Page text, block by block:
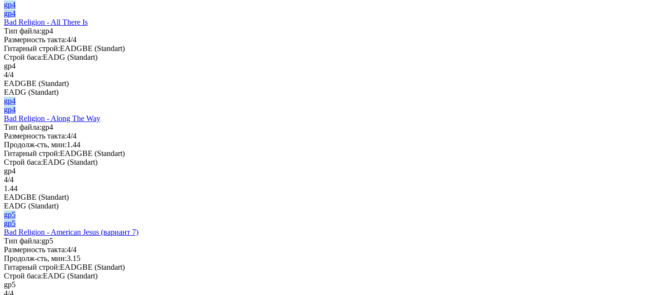
gp4
gp4
Bad Religion - All There Is
Тип файла:gp4
Размерность такта:4/4
Гитарный строй:EADGBE (Standart)
Строй баса:EADG (Standart)
gp4
4/4
EADGBE (Standart)
EADG (Standart)
gp4
gp4
Bad Religion - Along The Way
Тип файла:gp4
Размерность такта:4/4
Продолж-сть, мин:1.44
Гитарный строй:EADGBE (Standart)
Строй баса:EADG (Standart)
gp4
4/4
1.44
EADGBE (Standart)
EADG (Standart)
gp5
gp5
Bad Religion - American Jesus (вариант 7)
Тип файла:gp5
Размерность такта:4/4
Продолж-сть, мин:3.15
Гитарный строй:EADGBE (Standart)
Строй баса:EADG (Standart)
gp5
4/4